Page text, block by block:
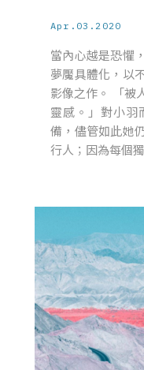
Apr.03.2020
當內心越是恐懼
夢魘具體化，以
影像之作。 「被
靈感。」對小羽
備，儘管如此她
行人；因為每個